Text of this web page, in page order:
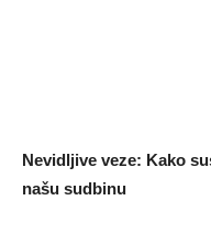
Nevidljive veze: Kako
našu sudbinu